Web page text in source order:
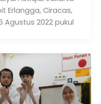
Erlangga, Ciracas,
Agustus 2022 pukul